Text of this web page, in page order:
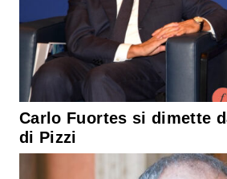
Carlo Fuortes si dimette
di Pizzi